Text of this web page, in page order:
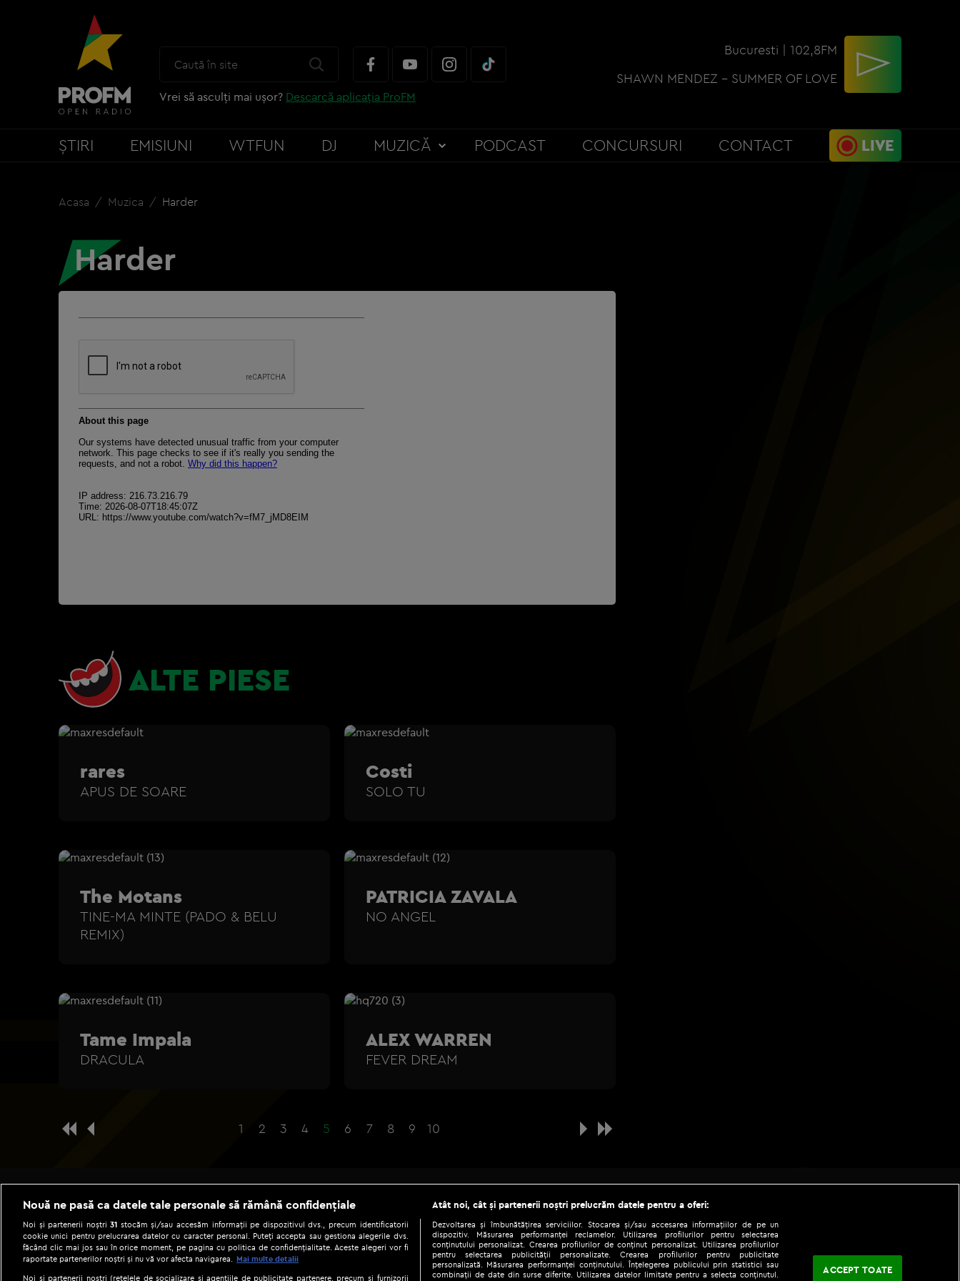
Vrei să asculți mai ușor? Descarcă aplicația ProFM
Bucuresti | 102,8FM
SHAWN MENDEZ - SUMMER OF LOVE
ȘTIRI EMISIUNI WTFUN DJ MUZICĂ PODCAST CONCURSURI CONTACT LIVE
Acasa Muzica Harder
Harder
ALTE PIESE
rares
APUS DE SOARE
Costi
SOLO TU
The Motans
TINE-MA MINTE (PADO & BELU
REMIX)
PATRICIA ZAVALA
NO ANGEL
Tame Impala
DRACULA
ALEX WARREN
FEVER DREAM
1 2 3 4 5 6 7 8 9 10
Be social
Nouă ne pasă ca datele tale personale să rămână confidențiale
Noi și partenerii noștri31 stocăm și/sau accesăm informații pe dispozitivul dvs., precum identificatorii
cookie unici pentru prelucrarea datelor cu caracter personal. Puteți accepta sau gestiona alegerile dvs.
făcând clic mai jos sau în orice moment, pe pagina cu politica de confidențialitate. Aceste alegeri vor fi
raportate partenerilor noștri și nu vă vor afecta navigarea.
Mai multe detalii
Noi si partenerii nostri (retelele de socializare si agentiile de publicitate partenere, precum si furnizorii
Atât noi, cât și partenerii noștri prelucrăm datele pentru a oferi:
Dezvoltarea și îmbunătățirea serviciilor. Stocarea și/sau accesarea informațiilor de pe un
dispozitiv. Măsurarea performanței reclamelor. Utilizarea profilurilor pentru selectarea
conținutului personalizat. Crearea profilurilor de conținut personalizat. Utilizarea profilurilor
pentru selectarea publicității personalizate. Crearea profilurilor pentru publicitate
personalizată. Măsurarea performanței conținutului. Înțelegerea publicului prin statistici sau
combinații de date din surse diferite. Utilizarea datelor limitate pentru a selecta conținutul.
ACCEPT TOATE